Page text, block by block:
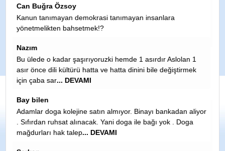
aliyor
Fatih Õzkan
Sayın Çıladır, bana göre 81 il yeterlidir. Hiçbir ilçe il
yapılmamalıdır. Çünkü çok sayıda ilçenin il yapılması
Rahmi erdem
Çok çok geçmiş olsun teyze kızı Allah yar ve yardımcınız
olsun inşallah tez zamanda aile sine kavuşur inşallah
Ahmet Tuna
Adını gizleyen bu piyasa çakalını edki TKP nasıl nerden
gelip,gelip halletmiş.Üstelik herif polıtikanın dışında. Dünya